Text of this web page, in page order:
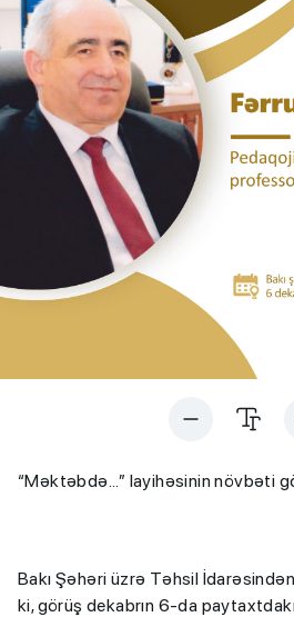
“Məktəbdə...” layihəsinin növbəti
Bakı Şəhəri üzrə Təhsil
ki, görüş dekabrın 6-da